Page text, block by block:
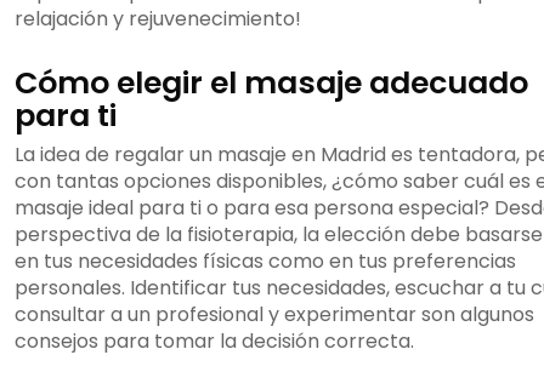
relajación y rejuvenecimiento!
Cómo elegir el masaje adecuado
para ti
La idea de regalar un masaje en Madrid es tentadora,
con tantas opciones disponibles, ¿cómo saber cuál es
masaje ideal para ti o para esa persona especial?
perspectiva de la fisioterapia, la elección debe
en tus necesidades físicas como en tus preferencias
personales. Identificar tus necesidades, escuchar a tu
consultar a un profesional y experimentar son algunos
consejos para tomar la decisión correcta.